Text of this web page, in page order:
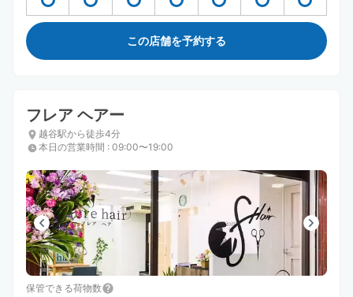
この店舗を予約する
フレア ヘアー
越谷駅から徒歩4分
本日の営業時間 : 09:00〜19:00
保管できる荷物数